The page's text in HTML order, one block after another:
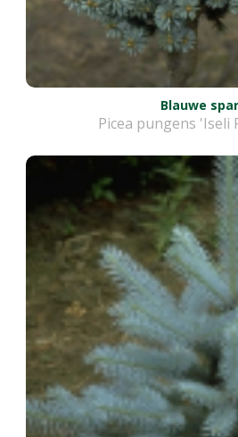
Blauwe spar
Picea pungens 'Iseli